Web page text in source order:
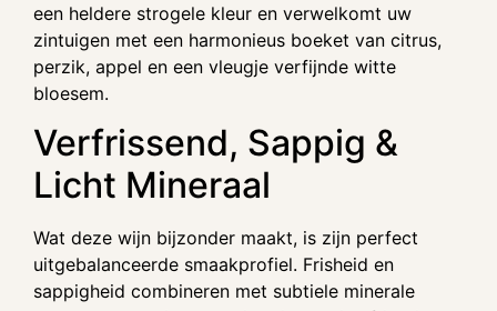
een heldere strogele kleur en verwelkomt uw
zintuigen met een harmonieus boeket van citrus,
perzik, appel en een vleugje verfijnde witte
bloesem.
Verfrissend, Sappig &
Licht Mineraal
Wat deze wijn bijzonder maakt, is zijn perfect
uitgebalanceerde smaakprofiel. Frisheid en
sappigheid combineren met subtiele minerale